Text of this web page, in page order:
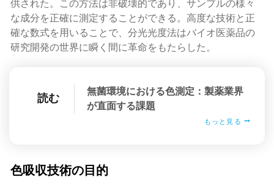
供された。この方法は非破壊的であり、サンプルの様々
な成分を正確に測定することができる。高度な技術と正
確な数式を用いることで、分光光度法はバイオ医薬品の
研究開発の世界に瞬く間に革命をもたらした。
読む
無菌環境における色測定：製薬業界
が直面する課題
もっと見る
色吸収技術の目的